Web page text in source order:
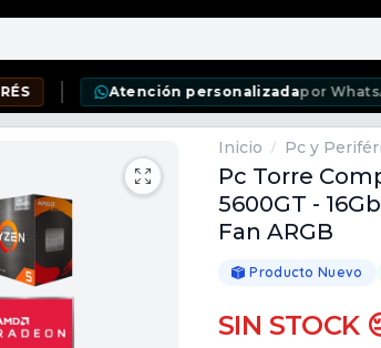
Atención personalizada por WhatsApp
Inicio / Pc y
Pc Torre
5600GT -
Fan ARGB
Producto Nuevo
SIN STOCK